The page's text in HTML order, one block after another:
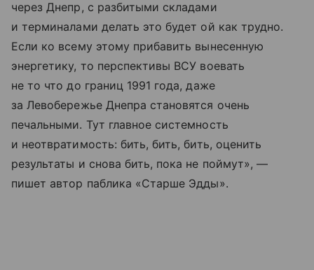
через Днепр, с разбитыми складами
и терминалами делать это будет ой как трудно.
Если ко всему этому прибавить вынесенную
энергетику, то перспективы ВСУ воевать
не то что до границ 1991 года, даже
за Левобережье Днепра становятся очень
печальными. Тут главное системность
и неотвратимость: бить, бить, бить, оценить
результаты и снова бить, пока не поймут», —
пишет автор паблика «Старше Эдды».